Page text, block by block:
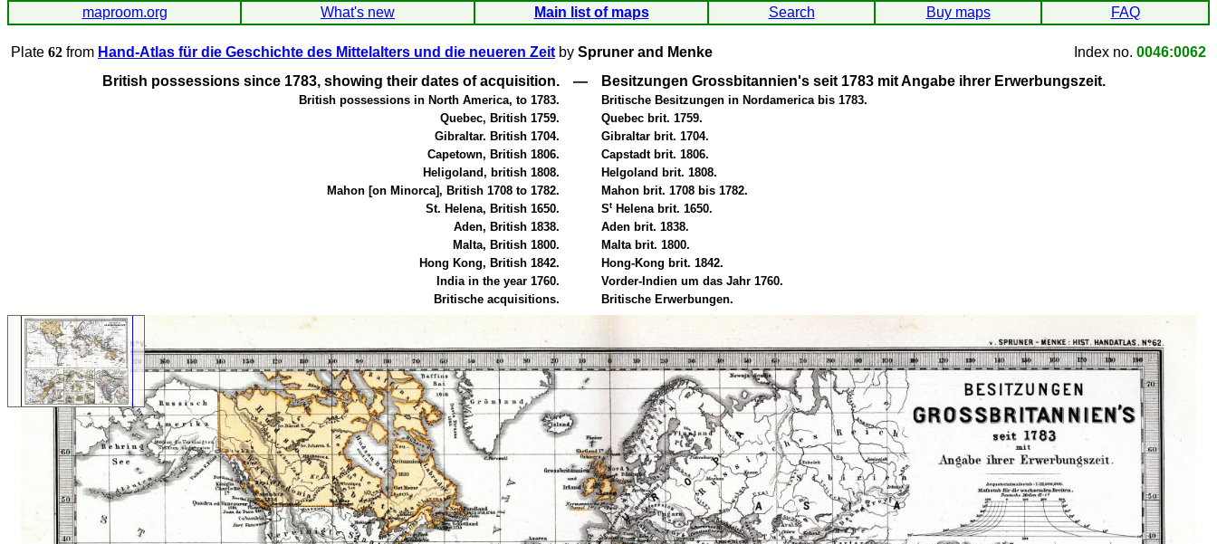
maproom.org What's new Main list of maps Search Buy maps FAQ
Plate 62 from Hand-Atlas für die Geschichte des Mittelalters und die neueren Zeit by Spruner and Menke Index no. 0046:0062
British possessions since 1783, showing their dates of acquisition.
British possessions in North America, to 1783.
Quebec, British 1759.
Gibraltar. British 1704.
Capetown, British 1806.
Heligoland, british 1808.
Mahon [on Minorca], British 1708 to 1782.
St. Helena, British 1650.
Aden, British 1838.
Malta, British 1800.
Hong Kong, British 1842.
India in the year 1760.
Britische acquisitions.
— Besitzungen Grossbitannien's seit 1783 mit Angabe ihrer Erwerbungszeit.
Britische Besitzungen in Nordamerica bis 1783.
Quebec brit. 1759.
Gibraltar brit. 1704.
Capstadt brit. 1806.
Helgoland brit. 1808.
Mahon brit. 1708 bis 1782.
St Helena brit. 1650.
Aden brit. 1838.
Malta brit. 1800.
Hong-Kong brit. 1842.
Vorder-Indien um das Jahr 1760.
Britische Erwerbungen.